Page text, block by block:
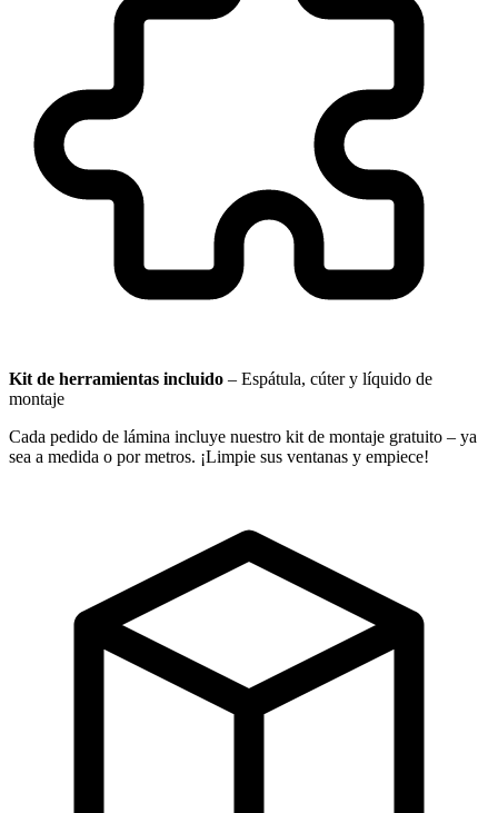
Kit de herramientas incluido – Espátula, cúter y líquido de
montaje
Cada pedido de lámina incluye nuestro kit de montaje gratuito – ya
sea a medida o por metros. ¡Limpie sus ventanas y empiece!